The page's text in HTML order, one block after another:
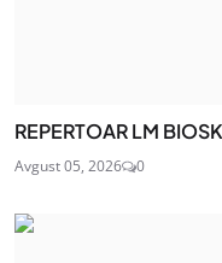
REPERTOAR LM
Avgust 05, 2026 0